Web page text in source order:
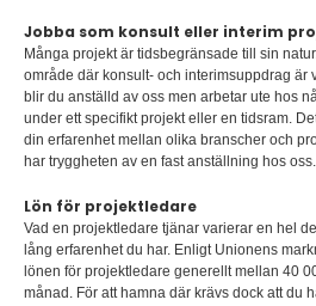
Jobba som konsult eller interim
Många projekt är tidsbegränsade till sin
område där konsult- och interimsuppdrag är
blir du anställd av oss men arbetar ute hos
under ett specifikt projekt eller en tidsram.
din erfarenhet mellan olika branscher och
har tryggheten av en fast anställning hos oss.
Lön för projektledare
Vad en projektledare tjänar varierar en hel
lång erfarenhet du har. Enligt Unionens
lönen för projektledare generellt mellan 40
månad. För att hamna där krävs dock att du